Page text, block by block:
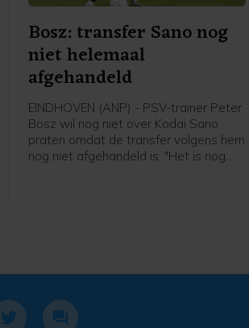
Bosz: transfer Sano nog
niet helemaal
afgehandeld
EINDHOVEN (ANP) - PSV-trainer Peter
Bosz wil nog niet over Kodai Sano
praten omdat de transfer volgens hem
nog niet afgehandeld is. "Het is nog